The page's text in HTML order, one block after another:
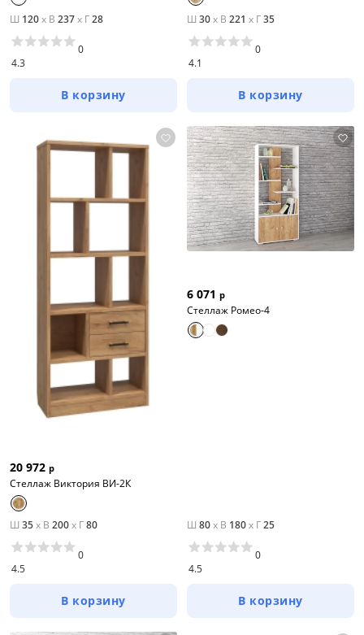
Ш 120x В 237x Г28
4.3
0
В корзину
Ш 30x В 221 x Г35
4.1
0
В корзину
20 972 р
Стеллаж Виктория ВИ-2К
Ш 35x В 200x Г80
4.5
0
В корзину
6 071 р
Стеллаж Ромео-4
Ш 80x В 180x Г25
4.5
0
В корзину